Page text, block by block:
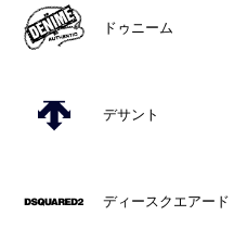
ドゥニーム
デサント
ディースクエアード